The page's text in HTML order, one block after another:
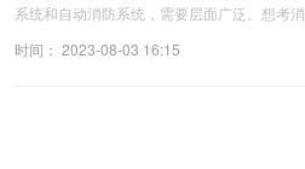
系统和自动消防系统，需要层面广泛。想考消
设施操作员考试要求和相关政策。可以通过
时间： 2023-08-03 16:15